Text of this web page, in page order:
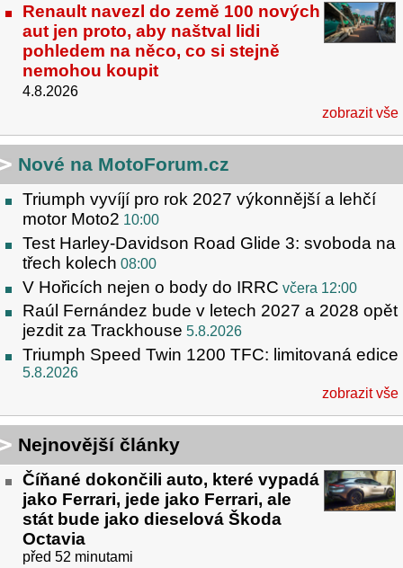
Renault navezl do země 100 nových
aut jen proto, aby naštval lidi
pohledem na něco, co si stejně
nemohou koupit
4.8.2026
zobrazit vše
Nové na MotoForum.cz
Triumph vyvíjí pro rok 2027 výkonnější a lehčí
motor Moto2 10:00
Test Harley-Davidson Road Glide 3: svoboda na
třech kolech 08:00
V Hořicích nejen o body do IRRC včera 12:00
Raúl Fernández bude v letech 2027 a 2028 opět
jezdit za Trackhouse 5.8.2026
Triumph Speed Twin 1200 TFC: limitovaná edice
5.8.2026
zobrazit vše
Nejnovější články
Číňané dokončili auto, které vypadá
jako Ferrari, jede jako Ferrari, ale
stát bude jako dieselová Škoda
Octavia
před 52 minutami